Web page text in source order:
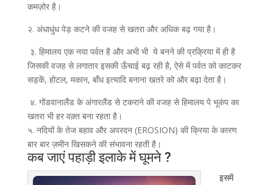
कमज़ोर है।
२. अंधाधुंध पेड़ कटने की वजह से खतरा और अधिक बढ़ गया है।
३. हिमालय एक नया पर्वत है और अभी भी ये बनने की प्रक्रिया में ही है
जिसकी वजह से लगातार इसकी ऊँचाई बढ़ रही है, ऐसे में पर्वत को काटकर
सड़कें, होटल, मकान, बाँध इत्यादि बनाना खतरे को और बढ़ा देता है।
४. गोंडवानालैंड के अंगारलैंड से टकराने की वजह से हिमालय पे भूकंप का
खतरा भी हर वक़्त बना रहता है।
५. नदियों के तेज बहाव और अपरदन (EROSION) की क्रिया के कारण
बार बार ज़मीन खिसकने की संभावना रहती है।
कब जाएं पहाड़ी इलाके में घूमने ?
इसमें